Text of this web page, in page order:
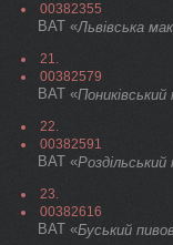
00382355
ВАТ «Львівська
21.
00382579
ВАТ «Пониківський
22.
00382591
ВАТ «
23.
00382616
ВАТ «Буський